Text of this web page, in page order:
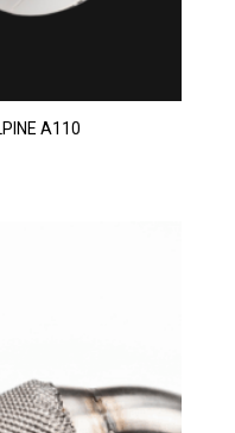
A110